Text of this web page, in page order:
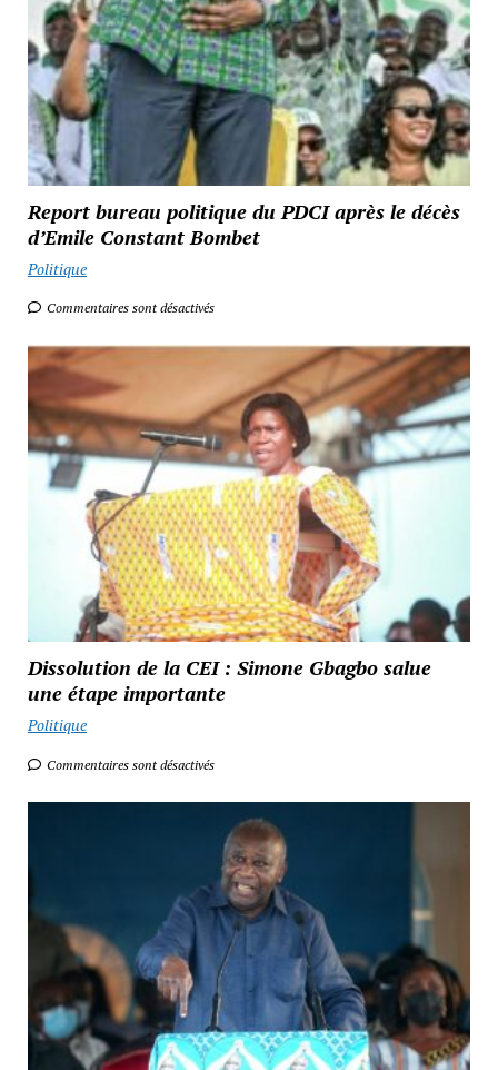
Report bureau politique du PDCI après le décès
d’Emile Constant Bombet
Politique
Commentaires sont désactivés
Dissolution de la CEI : Simone Gbagbo salue
une étape importante
Politique
Commentaires sont désactivés